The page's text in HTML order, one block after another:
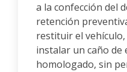
a la confección del
retención
restituir el
instalar un caño de
homologado, sin